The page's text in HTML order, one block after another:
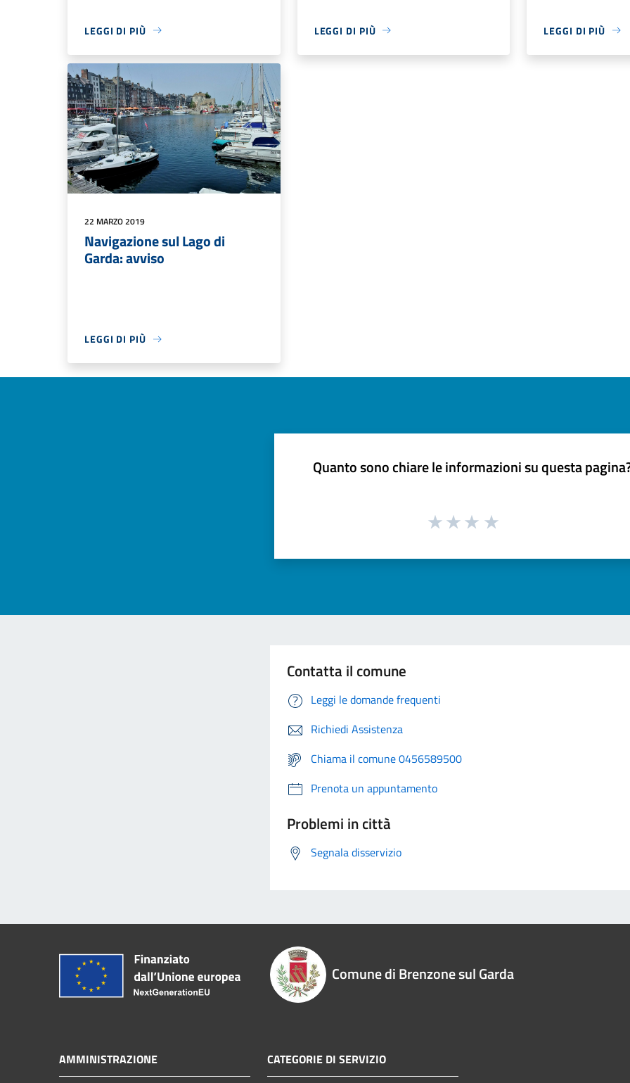
LEGGI DI PIÙ LEGGI DI PIÙ LEGGI DI PIÙ
22 MARZO 2019
Navigazione sul Lago di
Garda: avviso
LEGGI DI PIÙ
Quanto sono chiare le informazioni su questa
Contatta il comune
Leggi le domande frequenti
Richiedi Assistenza
Chiama il comune 0456589500
Prenota un appuntamento
Problemi in città
Segnala disservizio
Comune di Brenzone sul Garda
AMMINISTRAZIONE CATEGORIE DI SERVIZIO